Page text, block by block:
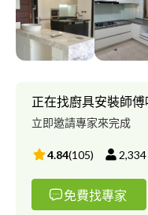
創業以來深受設計師團隊
茶水間、知名建商建案、
師。
正在找廚具安裝師傅
立即邀請專家來完成
4.84(105) 2,334
免費找專家